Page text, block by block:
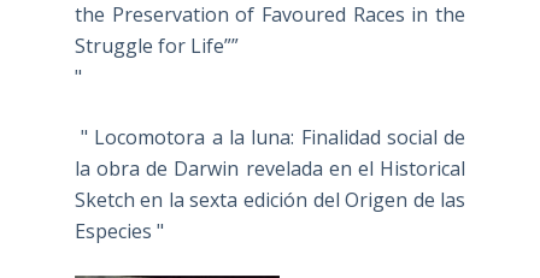
the Preservation of Favoured Races in the
Struggle for Life””
"
" Locomotora a la luna: Finalidad social de
la obra de Darwin revelada en el Historical
Sketch en la sexta edición del Origen de las
Especies "